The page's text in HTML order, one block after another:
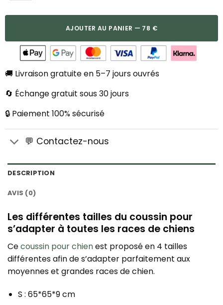
AJOUTER AU PANIER — 78 €
🚚 Livraison gratuite en 5–7 jours ouvrés
🔄 Échange gratuit sous 30 jours
🔒 Paiement 100% sécurisé
💬 Contactez-nous
DESCRIPTION
AVIS (0)
Les différentes tailles du coussin pour
s’adapter à toutes les races de chiens
Cecoussin pour chienest proposé en 4 tailles
différentes afin de s’adapter parfaitement aux
moyennes et grandes races de chien.
S : 65*65*9 cm